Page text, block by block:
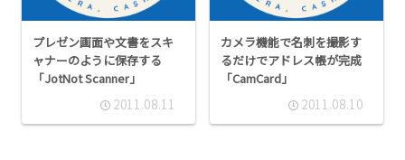
プレゼン画面や文書をスキ
ャナーのように保存する
「JotNot Scanner」
2011.08.11
カメラ機能で名刺を撮影す
るだけでアドレス帳が完成
「CamCard」
2011.08.10